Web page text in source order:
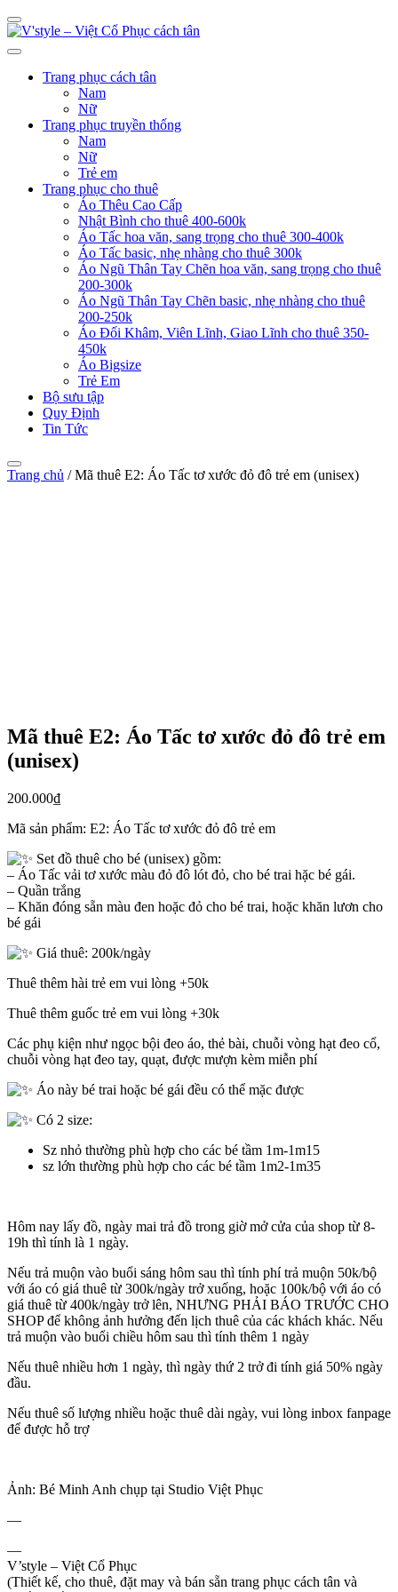
Trang phục cách tân
Nam
Nữ
Trang phục truyền thống
Nam
Nữ
Trẻ em
Trang phục cho thuê
Áo Thêu Cao Cấp
Nhật Bình cho thuê 400-600k
Áo Tấc hoa văn, sang trọng cho thuê 300-400k
Áo Tấc basic, nhẹ nhàng cho thuê 300k
Áo Ngũ Thân Tay Chẽn hoa văn, sang trọng cho thuê
200-300k
Áo Ngũ Thân Tay Chẽn basic, nhẹ nhàng cho thuê
200-250k
Áo Đối Khâm, Viên Lĩnh, Giao Lĩnh cho thuê 350-
450k
Áo Bigsize
Trẻ Em
Bộ sưu tập
Quy Định
Tin Tức
Trang chủ /Mã thuê E2: Áo Tấc tơ xước đỏ đô trẻ em (unisex)
Mã thuê E2: Áo Tấc tơ xước đỏ đô trẻ em
(unisex)
200.000₫
Mã sản phẩm: E2: Áo Tấc tơ xước đỏ đô trẻ em
Set đồ thuê cho bé (unisex) gồm:
– Áo Tấc vải tơ xước màu đỏ đô lót đỏ, cho bé trai hặc bé gái.
– Quần trắng
– Khăn đóng sẵn màu đen hoặc đỏ cho bé trai, hoặc khăn lươn cho
bé gái
Giá thuê: 200k/ngày
Thuê thêm hài trẻ em vui lòng +50k
Thuê thêm guốc trẻ em vui lòng +30k
Các phụ kiện như ngọc bội đeo áo, thẻ bài, chuỗi vòng hạt đeo cổ,
chuỗi vòng hạt đeo tay, quạt, được mượn kèm miễn phí
Áo này bé trai hoặc bé gái đều có thể mặc được
Có 2 size:
Sz nhỏ thường phù hợp cho các bé tầm 1m-1m15
sz lớn thường phù hợp cho các bé tầm 1m2-1m35
Hôm nay lấy đồ, ngày mai trả đồ trong giờ mở cửa của shop từ 8-
19h thì tính là 1 ngày.
Nếu trả muộn vào buổi sáng hôm sau thì tính phí trả muộn 50k/bộ
với áo có giá thuê từ 300k/ngày trở xuống, hoặc 100k/bộ với áo có
giá thuê từ 400k/ngày trở lên, NHƯNG PHẢI BÁO TRƯỚC CHO
SHOP để không ảnh hưởng đến lịch thuê của các khách khác. Nếu
trả muộn vào buổi chiều hôm sau thì tính thêm 1 ngày
Nếu thuê nhiều hơn 1 ngày, thì ngày thứ 2 trở đi tính giá 50% ngày
đầu.
Nếu thuê số lượng nhiều hoặc thuê dài ngày, vui lòng inbox fanpage
để được hỗ trợ
Ảnh: Bé Minh Anh chụp tại Studio Việt Phục
—
—
V’style – Việt Cổ Phục
(Thiết kế, cho thuê, đặt may và bán sẵn trang phục cách tân và